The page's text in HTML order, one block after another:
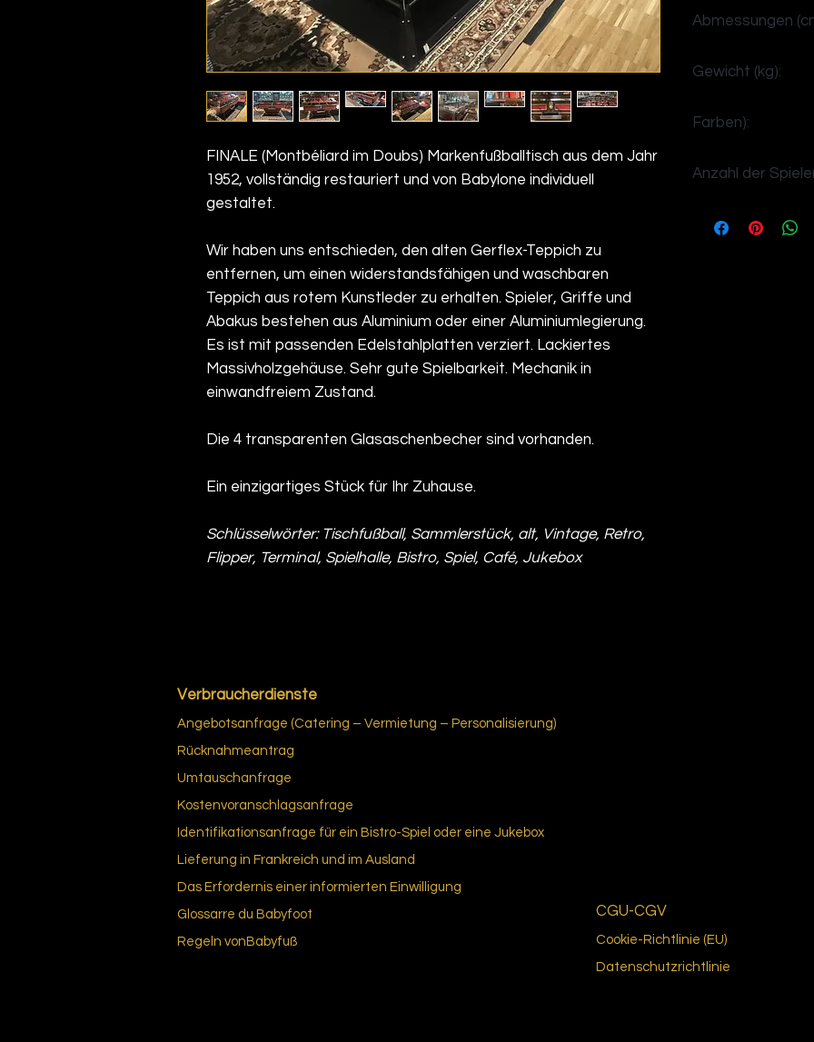
FINALE (Montbéliard im Doubs) Markenfußballtisch aus dem Jahr
1952, vollständig restauriert und von Babylone individuell
gestaltet.
Wir haben uns entschieden, den alten Gerflex-Teppich zu
entfernen, um einen widerstandsfähigen und waschbaren
Teppich aus rotem Kunstleder zu erhalten. Spieler, Griffe und
Abakus bestehen aus Aluminium oder einer Aluminiumlegierung.
Es ist mit passenden Edelstahlplatten verziert. Lackiertes
Massivholzgehäuse. Sehr gute Spielbarkeit. Mechanik in
einwandfreiem Zustand.
Die 4 transparenten Glasaschenbecher sind vorhanden.
Ein einzigartiges Stück für Ihr Zuhause.
Schlüsselwörter: Tischfußball, Sammlerstück, alt, Vintage, Retro,
Flipper, Terminal, Spielhalle, Bistro, Spiel, Café, Jukebox
Abmessungen
Gewicht (kg):
Farben):
Anzahl der
Verbraucherdienste
Angebotsanfrage (Catering – Vermietung – Personalisierung)
Rücknahmeantrag
Umtauschanfrage
Kostenvoranschlagsanfrage
Identifikationsanfrage für ein Bistro-Spiel oder eine Jukebox
Lieferung in Frankreich und im Ausland
Das Erfordernis einer informierten Einwilligung
Glossarre du Babyfoot
Regeln von Babyfuß
CGU-CGV
Cookie-Richtlinie (EU)
Datenschutzrichtlinie